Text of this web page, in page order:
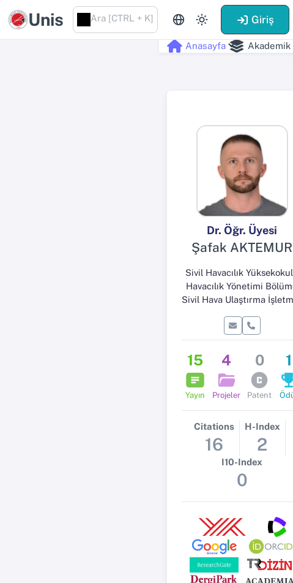
Unis Ara [CTRL + K] Giriş
Anasayfa
Dr. Öğr. Üyesi
Şafak AKTEMUR
Sivil Havacılık
Havacılık Yönetimi
Sivil Hava Ulaştırma İşletmeciliği
15
Yayın
4
Projeler
0
Patent
1
Citations
16
H-Index
2
I10-Index
0